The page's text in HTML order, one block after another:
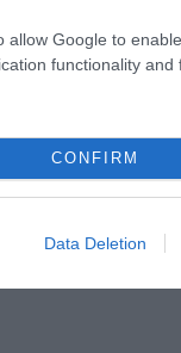
allow Google to
functionality and
CONFIRM
Data Deletion